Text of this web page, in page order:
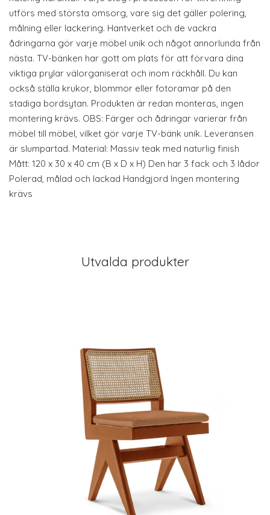
utförs med största omsorg, vare sig det gäller polering,
målning eller lackering. Hantverket och de vackra
ådringarna gör varje möbel unik och något annorlunda från
nästa. TV-bänken har gott om plats för att förvara dina
viktiga prylar välorganiserat och inom räckhåll. Du kan
också ställa krukor, blommor eller fotoramar på den
stadiga bordsytan. Produkten är redan monteras, ingen
montering krävs. OBS: Färger och ådringar varierar från
möbel till möbel, vilket gör varje TV-bänk unik. Leveransen
är slumpartad. Material: Massiv teak med naturlig finish
Mått: 120 x 30 x 40 cm (B x D x H) Den har 3 fack och 3 lådor
Polerad, målad och lackad Handgjord Ingen montering
krävs
Utvalda produkter